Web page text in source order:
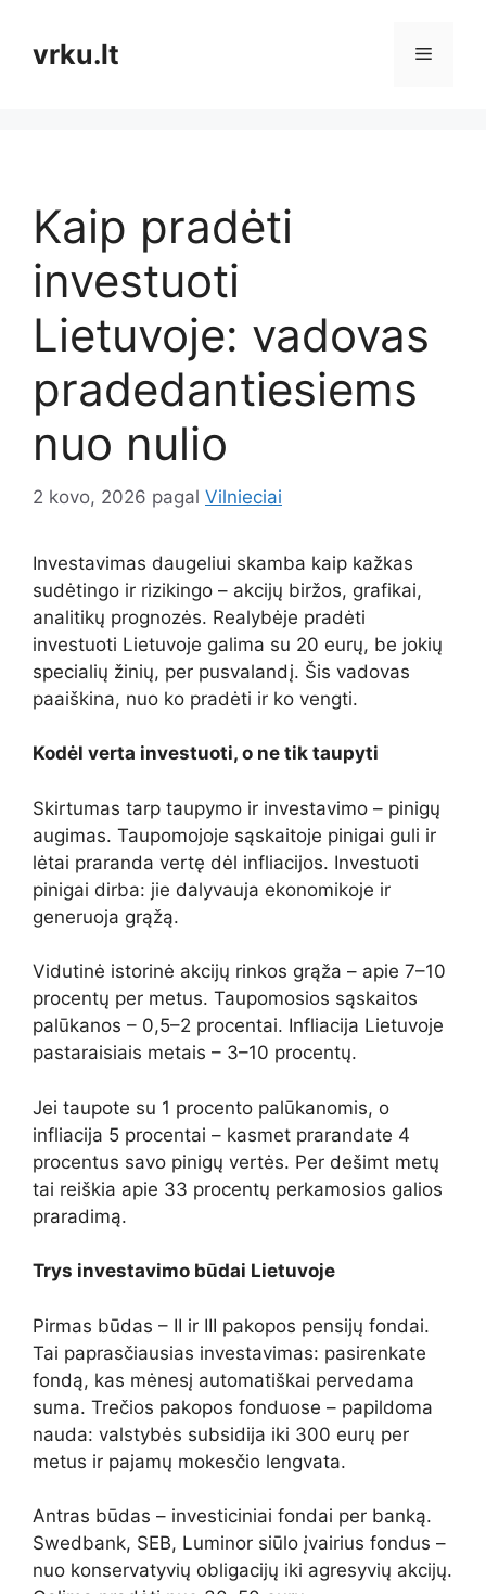
turiniovrku.lt Meniu
Kaip pradėti
investuoti
Lietuvoje: vadovas
pradedantiesiems
nuo nulio
2 kovo, 2026 pagal Vilnieciai
Investavimas daugeliui skamba kaip kažkas
sudėtingo ir rizikingo – akcijų biržos, grafikai,
analitikų prognozės. Realybėje pradėti
investuoti Lietuvoje galima su 20 eurų, be jokių
specialių žinių, per pusvalandį. Šis vadovas
paaiškina, nuo ko pradėti ir ko vengti.
Kodėl verta investuoti, o ne tik taupyti
Skirtumas tarp taupymo ir investavimo – pinigų
augimas. Taupomojoje sąskaitoje pinigai guli ir
lėtai praranda vertę dėl infliacijos. Investuoti
pinigai dirba: jie dalyvauja ekonomikoje ir
generuoja grąžą.
Vidutinė istorinė akcijų rinkos grąža – apie 7–10
procentų per metus. Taupomosios sąskaitos
palūkanos – 0,5–2 procentai. Infliacija Lietuvoje
pastaraisiais metais – 3–10 procentų.
Jei taupote su 1 procento palūkanomis, o
infliacija 5 procentai – kasmet prarandate 4
procentus savo pinigų vertės. Per dešimt metų
tai reiškia apie 33 procentų perkamosios galios
praradimą.
Trys investavimo būdai Lietuvoje
Pirmas būdas – II ir III pakopos pensijų fondai.
Tai paprasčiausias investavimas: pasirenkate
fondą, kas mėnesį automatiškai pervedama
suma. Trečios pakopos fonduose – papildoma
nauda: valstybės subsidija iki 300 eurų per
metus ir pajamų mokesčio lengvata.
Antras būdas – investiciniai fondai per banką.
Swedbank, SEB, Luminor siūlo įvairius fondus –
nuo konservatyvių obligacijų iki agresyvių akcijų.